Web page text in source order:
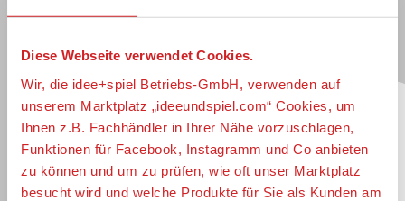
Diese Webseite verwendet Cookies.
Wir, die idee+spiel Betriebs-GmbH, verwenden auf
unserem Marktplatz „ideeundspiel.com“ Cookies, um
Ihnen z.B. Fachhändler in Ihrer Nähe vorzuschlagen,
Funktionen für Facebook, Instagramm und Co anbieten
zu können und um zu prüfen, wie oft unser Marktplatz
besucht wird und welche Produkte für Sie als Kunden am
Immer auf dem Laufenden...
Jetzt zum idee+spiel-Newsletter anmelden und
jederzeit widerruflich über spannendeNeuheiten,
zugkräftige
Gewinnspiele , limitierte
Exklusivartikel
und interessante
Schnäppchen
immer als erster
informiert sein.
E-Mail für Newsletteranmeldung